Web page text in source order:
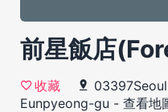
前星飯店
收藏
Eunpyeong-gu - 查看地